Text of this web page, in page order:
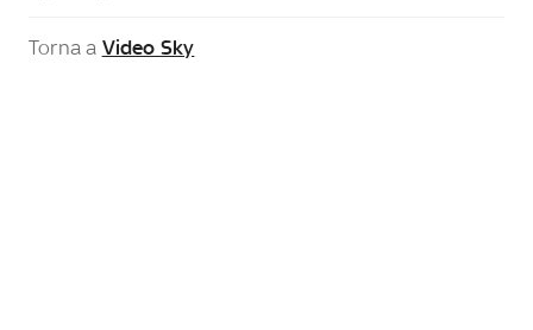
Torna a Video Sky